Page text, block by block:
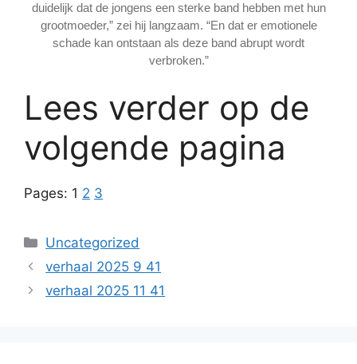
duidelijk dat de jongens een sterke band hebben met hun
grootmoeder,” zei hij langzaam. “En dat er emotionele
schade kan ontstaan als deze band abrupt wordt
verbroken.”
Lees verder op de
volgende pagina
Pages: 1 2 3
Categories
Uncategorized
verhaal 2025 9 41
verhaal 2025 11 41